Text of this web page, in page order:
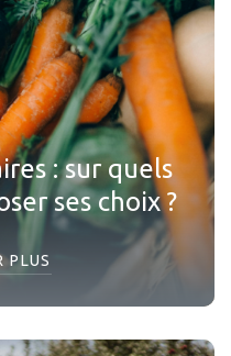
: sur quels
ses choix ?
PLUS